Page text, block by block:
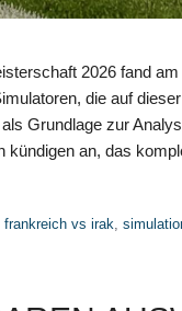
2026 fand
die auf
Grundlage zur
kündigen an, das
,frankreich vs irak ,